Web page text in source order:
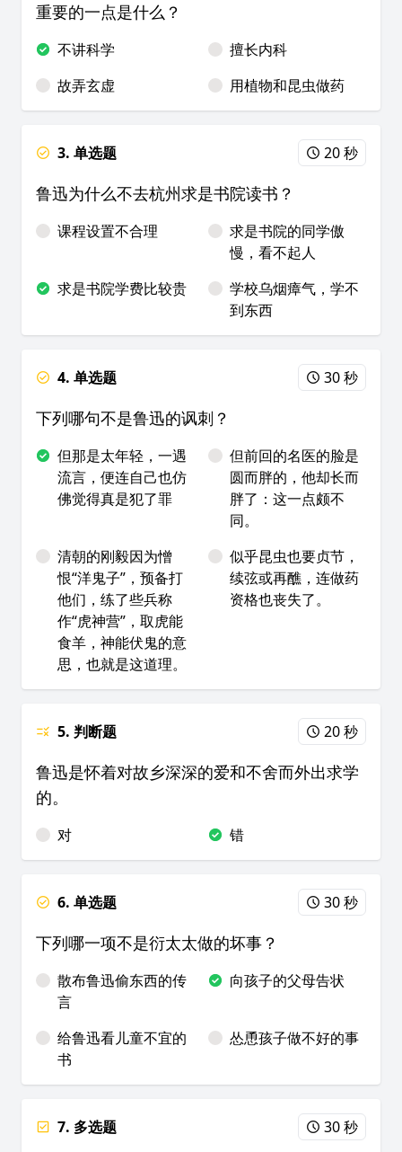
重要的一点是什么？
不讲科学
擅长内科
故弄玄虚
用植物和昆虫做药
3. 单选题 20 秒
鲁迅为什么不去杭州求是书院读书？
课程设置不合理
求是书院的同学傲
慢，看不起人
求是书院学费比较贵
学校乌烟瘴气，学不
到东西
4. 单选题 30 秒
下列哪句不是鲁迅的讽刺？
但那是太年轻，一遇
流言，便连自己也仿
佛觉得真是犯了罪
但前回的名医的脸是
圆而胖的，他却长而
胖了：这一点颇不
同。
清朝的刚毅因为憎
恨“洋鬼子”，预备打
他们，练了些兵称
作“虎神营”，取虎能
食羊，神能伏鬼的意
思，也就是这道理。
似乎昆虫也要贞节，
续弦或再醮，连做药
资格也丧失了。
5. 判断题 20 秒
鲁迅是怀着对故乡深深的爱和不舍而外出求学
的。
对 错
6. 单选题 30 秒
下列哪一项不是衍太太做的坏事？
散布鲁迅偷东西的传
言
向孩子的父母告状
给鲁迅看儿童不宜的
书
怂恿孩子做不好的事
7. 多选题 30 秒